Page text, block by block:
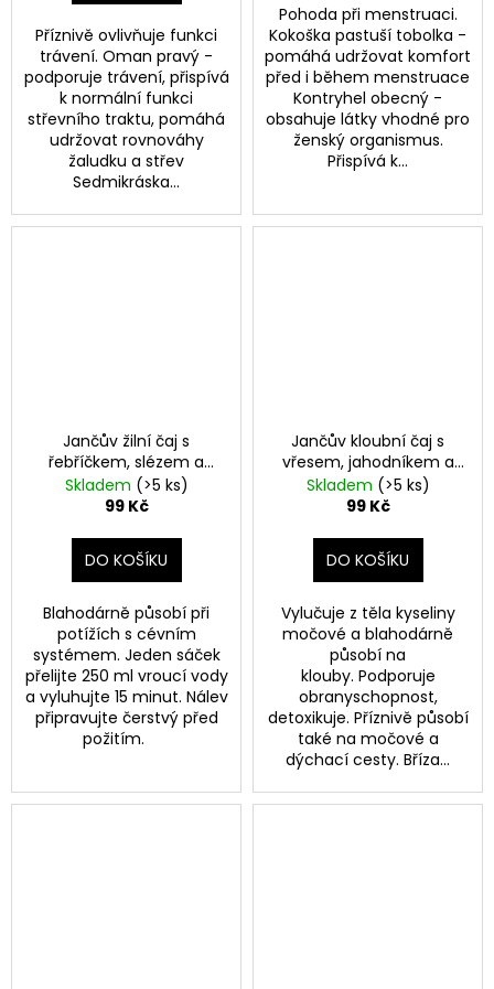
Příznivě ovlivňuje funkci
trávení. Oman pravý -
podporuje trávení, přispívá
k normální funkci
střevního traktu, pomáhá
udržovat rovnováhy
žaludku a střev
Sedmikráska...
Pohoda při menstruaci.
Kokoška pastuší tobolka -
pomáhá udržovat komfort
před i během menstruace
Kontryhel obecný -
obsahuje látky vhodné pro
ženský organismus.
Přispívá k...
Jančův žilní čaj s
řebříčkem, slézem a
smetankou
Skladem (>5 ks)
99 Kč
DO KOŠÍKU
Blahodárně působí při
potížích s cévním
systémem. Jeden sáček
přelijte 250 ml vroucí vody
a vyluhujte 15 minut. Nálev
připravujte čerstvý před
požitím.
Jančův kloubní čaj s
vřesem, jahodníkem a
jehlicí
Skladem (>5 ks)
99 Kč
DO KOŠÍKU
Vylučuje z těla kyseliny
močové a blahodárně
působí na
klouby. Podporuje
obranyschopnost,
detoxikuje. Příznivě působí
také na močové a
dýchací cesty. Bříza...